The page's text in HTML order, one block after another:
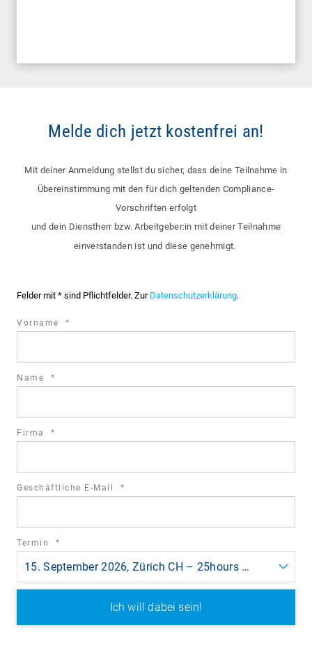
Melde dich jetzt kostenfrei an!
Mit deiner Anmeldung stellst du sicher, dass deine Teilnahme in
Übereinstimmung mit den für dich geltenden Compliance-
Vorschriften erfolgt
und dein Dienstherr bzw. Arbeitgeber:in mit deiner Teilnahme
einverstanden ist und diese genehmigt.
Felder mit * sind Pflichtfelder. Zur Datenschutzerklärung.
Vorname *
Name *
Firma *
Geschäftliche E-Mail *
Termin *
15. September 2026, Zürich CH – 25hours Hotel